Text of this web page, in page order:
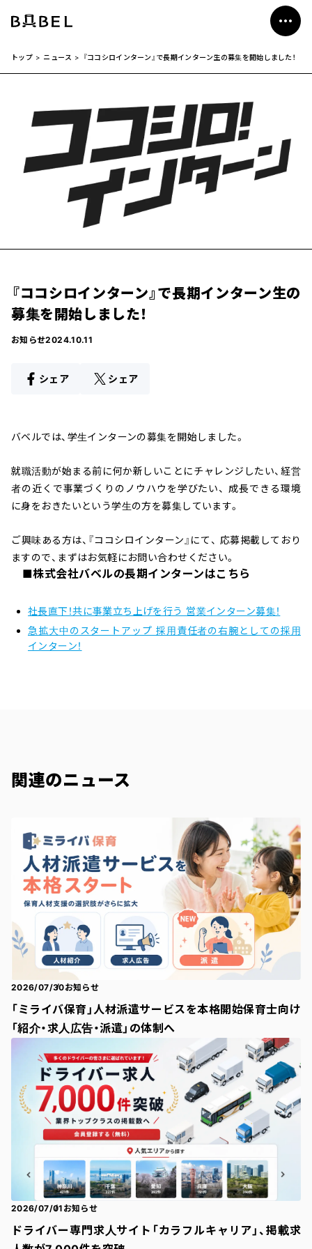
私たちについて
News
トップ > ニュース > 『ココシロインターン』で長期インターン生の募集を開始しました！
『ココシロインターン』で長期インターン生の
募集を開始しました！
お知らせ2024.10.11
シェア シェア
バベルでは、学生インターンの募集を開始しました。
就職活動が始まる前に何か新しいことにチャレンジしたい、経営
者の近くで事業づくりのノウハウを学びたい、 成長できる環境
に身をおきたいという学生の方を募集しています。
ご興味ある方は、『ココシロインターン』にて、 応募掲載しており
ますので、まずはお気軽にお問い合わせください。
■株式会社バベルの長期インターンはこちら
社長直下！共に事業立ち上げを行う 営業インターン募集！
急拡大中のスタートアップ 採用責任者の右腕としての採用
インターン！
関連のニュース
2026/07/30お知らせ
「ミライバ保育」人材派遣サービスを本格開始保育士向け
「紹介・求人広告・派遣」の体制へ
2026/07/01 お知らせ
ドライバー専門求人サイト「カラフルキャリア」、掲載求